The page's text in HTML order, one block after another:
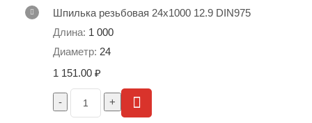
Шпилька резьбовая 24х1000 12.9 DIN975
1 000
24
1 151.00 ₽